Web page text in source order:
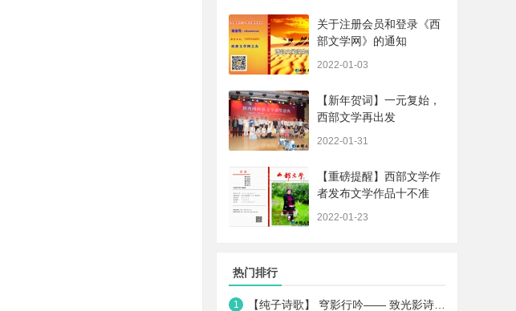
关于注册会员和登录《西
部文学网》的通知
2022-01-03
【新年贺词】一元复始，
西部文学再出发
2022-01-31
【重磅提醒】西部文学作
者发布文学作品十不准
2022-01-23
热门排行
1